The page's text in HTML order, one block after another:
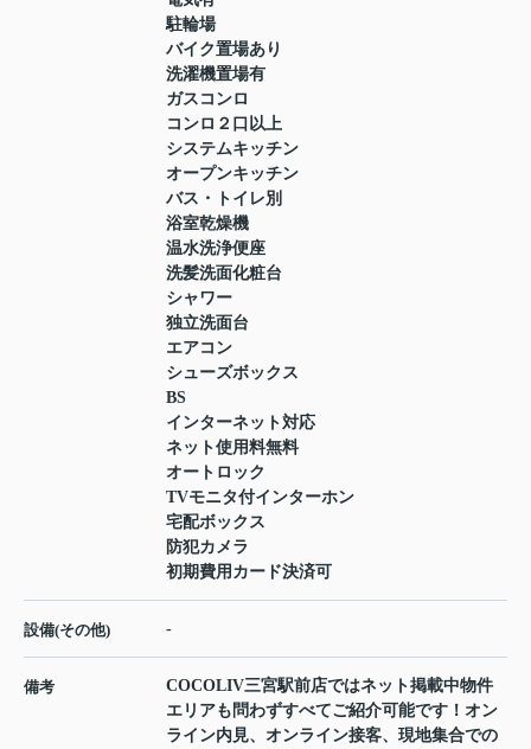
駐輪場
バイク置場あり
洗濯機置場有
ガスコンロ
コンロ２口以上
システムキッチン
オープンキッチン
バス・トイレ別
浴室乾燥機
温水洗浄便座
洗髪洗面化粧台
シャワー
独立洗面台
エアコン
シューズボックス
BS
インターネット対応
ネット使用料無料
オートロック
TVモニタ付インターホン
宅配ボックス
防犯カメラ
初期費用カード決済可
設備(その他) -
備考
COCOLIV三宮駅前店ではネット掲載中物件
エリアも問わずすべてご紹介可能です！オン
ライン内見、オンライン接客、現地集合での